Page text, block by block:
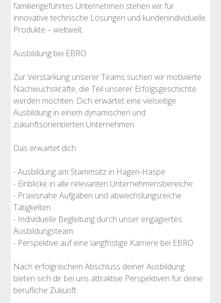
familiengeführtes Unternehmen stehen wir für
innovative technische Lösungen und kundenindividuelle
Produkte – weltweit.
Ausbildung bei EBRO
Zur Verstärkung unserer Teams suchen wir motivierte
Nachwuchskräfte, die Teil unserer Erfolgsgeschichte
werden möchten. Dich erwartet eine vielseitige
Ausbildung in einem dynamischen und
zukunftsorientierten Unternehmen.
Das erwartet dich
- Ausbildung am Stammsitz in Hagen-Haspe
- Einblicke in alle relevanten Unternehmensbereiche
- Praxisnahe Aufgaben und abwechslungsreiche
Tätigkeiten
- Individuelle Begleitung durch unser engagiertes
Ausbildungsteam
- Perspektive auf eine langfristige Karriere bei EBRO
Nach erfolgreichem Abschluss deiner Ausbildung
bieten sich dir bei uns attraktive Perspektiven für deine
berufliche Zukunft.